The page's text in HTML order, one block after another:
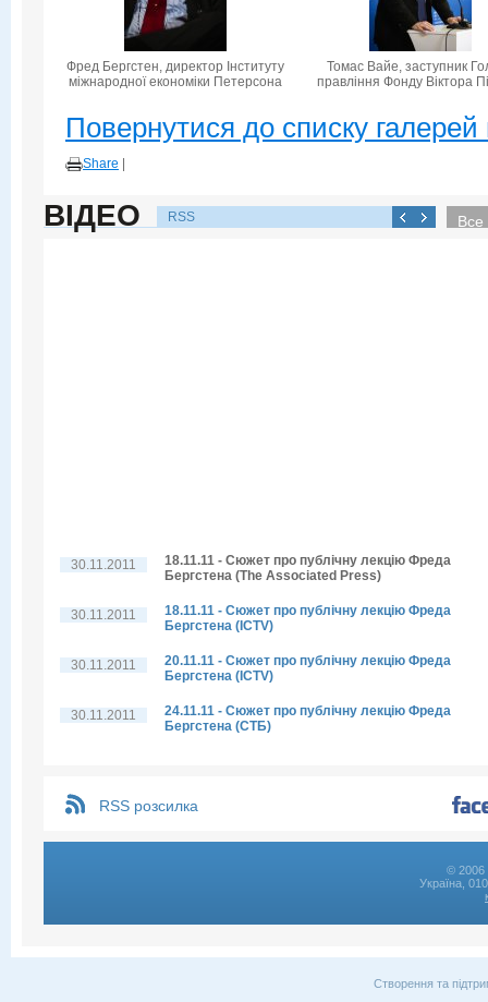
Фред Бергстен, директор Інституту
міжнародної економіки Петерсона
Томас Вайе, заступник
правління Фонду Віктора
Повернутися до списку галерей
Share
ВІДЕО RSS Все
30.11.2011
18.11.11 - Сюжет про публічну лекцію Фреда
Бергстена (The Associated Press)
30.11.2011
18.11.11 - Сюжет про публічну лекцію Фреда
Бергстена (ICTV)
30.11.2011
20.11.11 - Сюжет про публічну лекцію Фреда
Бергстена (ICTV)
30.11.2011
24.11.11 - Сюжет про публічну лекцію Фреда
Бергстена (СТБ)
RSS розсилка
© 2006
Україна,
Створення та